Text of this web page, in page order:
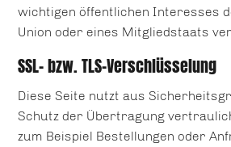
wichtigen öffentlichen Interesses
Union oder eines Mitgliedstaats
SSL- bzw. TLS-Verschlüsselung
Diese Seite nutzt aus
Schutz der Übertragung
zum Beispiel Bestellungen oder